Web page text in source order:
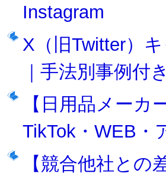
Instagram
X（旧Twitter）
｜手法別事例付き
【日用品メー
TikTok・WEB・
【競合他社と